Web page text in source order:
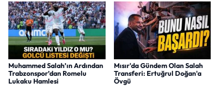
Muhammed Salah’ın Ardından
Trabzonspor’dan Romelu
Lukaku Hamlesi
Mısır'da Gündem Olan Salah
Transferi: Ertuğrul Doğan'a
Övgü